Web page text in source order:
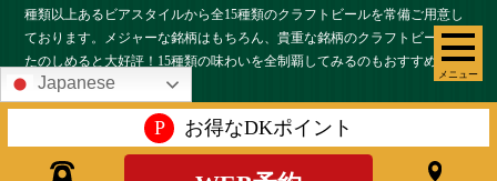
メニュー
種類以上あるビアスタイルから全15種類のクラフトビールを常備ご用意し
ております。メジャーな銘柄はもちろん、貴重な銘柄のクラフトビールが
たのしめると大好評！15種類の味わいを全制覇してみるのもおすすめで
す。
クラフトビール×おつまみでおいしさ倍増！
Japanese
P お得なDKポイント